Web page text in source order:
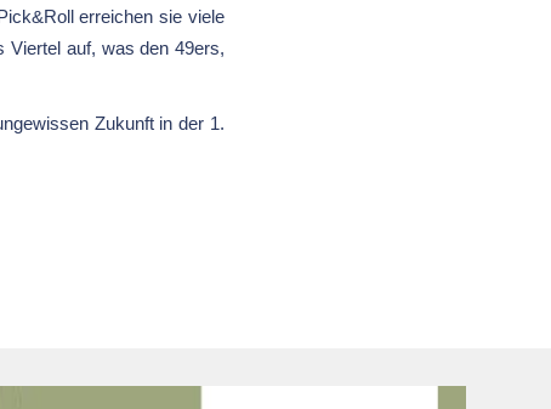
erreichen sie viele
Viertel auf, was den 49ers,
Zukunft in der 1.